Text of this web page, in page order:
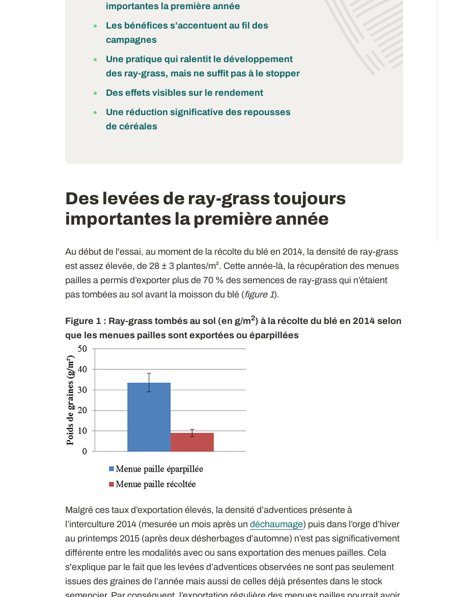
importantes la première année
Les bénéfices s’accentuent au fil des
campagnes
Une pratique qui ralentit le développement
des ray-grass, mais ne suffit pas à le stopper
Des effets visibles sur le rendement
Une réduction significative des repousses
de céréales
Des levées de ray-grass toujours
importantes la première année
Au début de l'essai, au moment de la récolte du blé en 2014, la densité de ray-grass
est assez élevée, de 28 ± 3 plantes/m². Cette année-là, la récupération des menues
pailles a permis d’exporter plus de 70 % des semences de ray-grass qui n’étaient
pas tombées au sol avant la moisson du blé (figure 1).
Figure 1 : Ray-grass tombés au sol (en g/m2) à la récolte du blé en 2014 selon
que les menues pailles sont exportées ou éparpillées
Malgré ces taux d’exportation élevés, la densité d’adventices présente à
l’interculture 2014 (mesurée un mois après un déchaumage) puis dans l’orge d’hiver
au printemps 2015 (après deux désherbages d’automne) n’est pas significativement
différente entre les modalités avec ou sans exportation des menues pailles. Cela
s'explique par le fait que les levées d’adventices observées ne sont pas seulement
issues des graines de l’année mais aussi de celles déjà présentes dans le stock